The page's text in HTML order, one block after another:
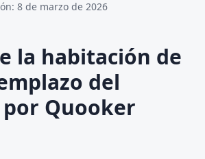
: 8 de marzo de 2026
la habitación de
del
Quooker